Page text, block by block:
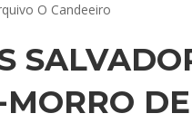
O Candeeiro